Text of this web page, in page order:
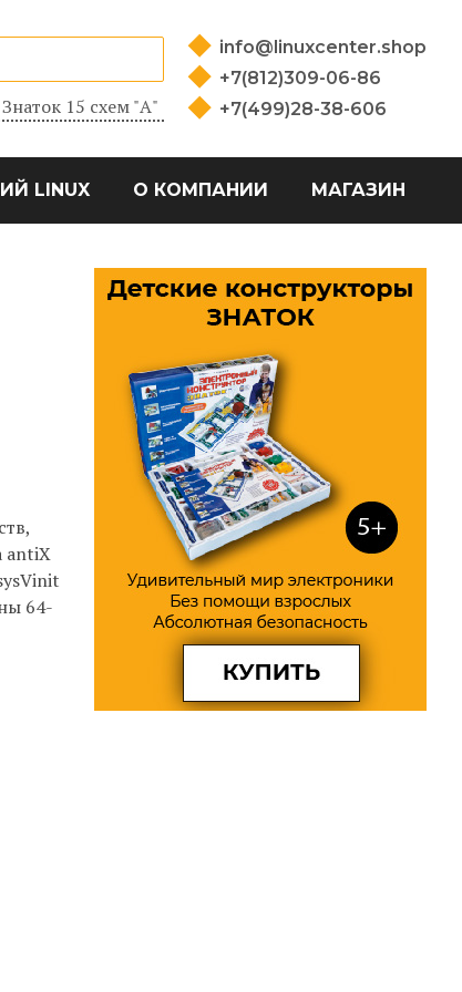
15 схем "А"
info@linuxcenter.shop
+7(812)309-06-86
+7(499)28-38-606
LINUX О КОМПАНИИ МАГАЗИН
antiX
64-